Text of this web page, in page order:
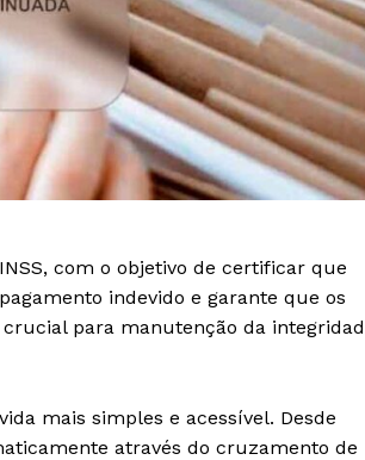
com o objetivo de certificar que
indevido e garante que os
para manutenção da
mais simples e acessível. Desde
através do cruzamento de